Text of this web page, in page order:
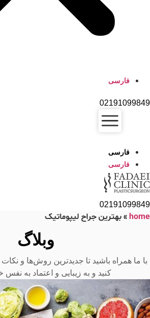
فارسی
02191099849
فارسی
فارسی
02191099849
home
»بهترین جراح لیپوماتیک
وبلاگ
با ما همراه باشید تا جدیدترین روش‌ها و
کنید و به زیبایی و اعتماد به نفس